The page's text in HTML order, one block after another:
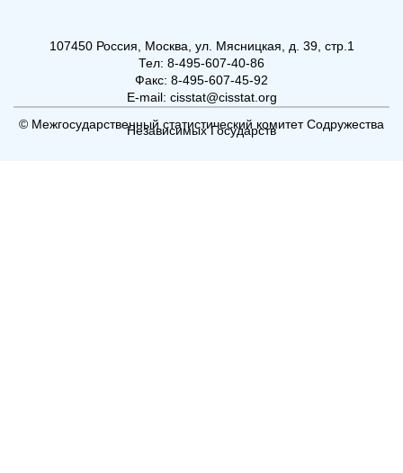
107450 Россия, Москва, ул. Мясницкая, д. 39, стр.1
Тел: 8-495-607-40-86
Факс: 8-495-607-45-92
E-mail: cisstat@cisstat.org
© Межгосударственный статистический комитет Содружества
Независимых Государств